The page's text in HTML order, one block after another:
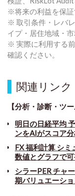
※将来の利益を保証
※ 取引条件・レバ
イプ・居住地域・
※ 実際に利用する
確認ください。
関連リンク
【分析・診断・ツー
明日の日経平均
ンをAIがスコア
FX 福利計算 シ
数値とグラフで
シラーPER チャ
期バリュエーシ